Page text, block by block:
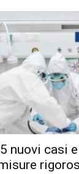
nuovi casi